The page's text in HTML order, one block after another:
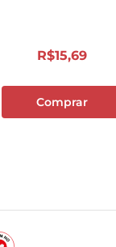
R$15,69
Comprar